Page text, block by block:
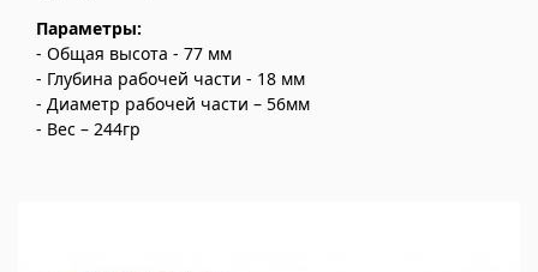
Параметры:
- Общая высота - 77 мм
- Глубина рабочей части - 18 мм
- Диаметр рабочей части – 56мм
- Вес – 244гр